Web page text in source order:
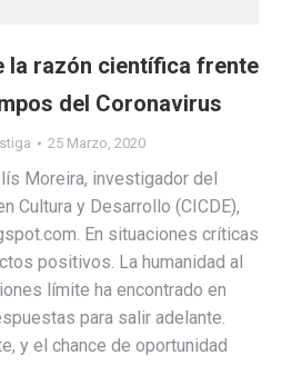
la razón científica frente
del Coronavirus
25 Marzo, 2020
Moreira, investigador del
Cultura y Desarrollo (CICDE),
En situaciones críticas
positivos. La humanidad al
límite ha encontrado en
para salir adelante.
y el chance de oportunidad